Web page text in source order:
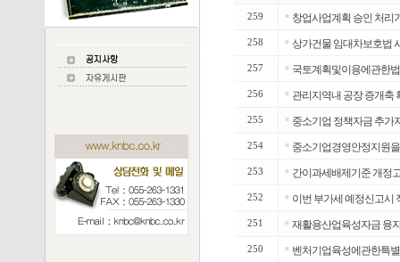
259 ■ 창업사업계획 승인 처리
258 ■ 상가건물 임대차보호법
257 ■ 국토계획및이용에관한
256 ■ 관리지역내 공장 증개축
255 ■ 중소기업 정책자금 추가
254 ■ 중소기업경영안정지원
253 ■ 간이과세배제기준 개정
252 ■ 이번 부가세 예정신고시
251 ■ 재활용산업육성자금 융
250 ■ 벤처기업육성에관한특